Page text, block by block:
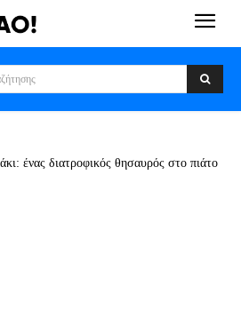
ένας διατροφικός θησαυρός στο πιάτο